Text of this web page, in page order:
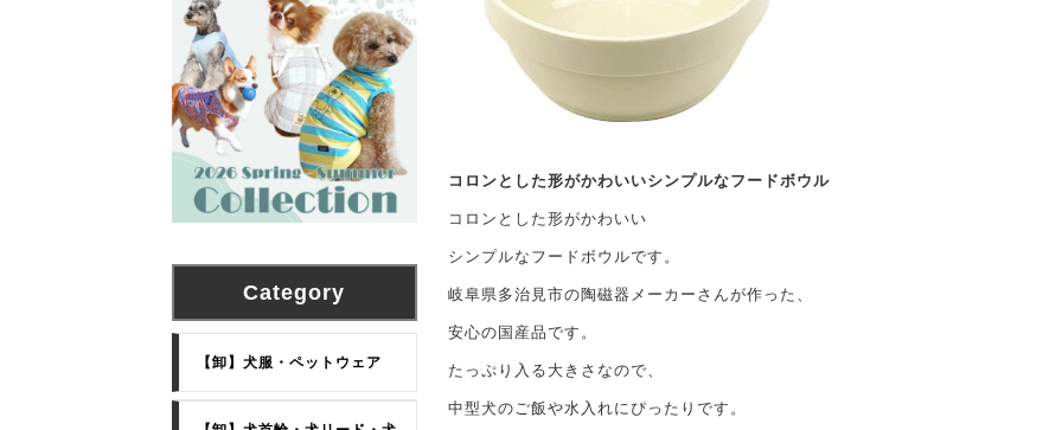
コロンとした形がかわいいシンプルなフードボウル
コロンとした形がかわいい
シンプルなフードボウルです。
岐阜県多治見市の陶磁器メーカーさんが作った、
安心の国産品です。
たっぷり入る大きさなので、
中型犬のご飯や水入れにぴったりです。
Category
【卸】犬服・ペットウェア